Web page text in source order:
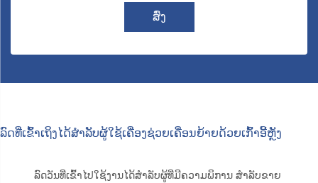
ສົ່ງ
ລົດທີ່ເຂົ້າເຖິງໄດ້ສຳລັບຜູ້ໃຊ້ເຄື່ອງຊ່ວຍເຄື່ອນຍ້າຍດ້ວຍເກົ້າອີ້ຫຼັງ
ລົດວັນທີ່ເຂົ້າໄປໃຊ້ງານໄດ້ສຳລັບຜູ້ທີ່ມີຄວາມພິການ ສຳລັບຂາຍ